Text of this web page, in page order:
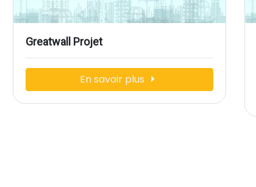
Greatwall Projet
En savoir plus